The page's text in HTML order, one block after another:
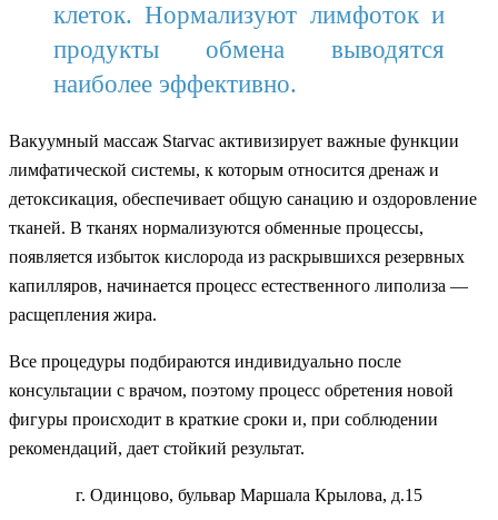
клеток. Нормализуют лимфоток и
продукты обмена выводятся
наиболее эффективно.
Вакуумный массаж Starvac активизирует важные функции
лимфатической системы, к которым относится дренаж и
детоксикация, обеспечивает общую санацию и оздоровление
тканей. В тканях нормализуются обменные процессы,
появляется избыток кислорода из раскрывшихся резервных
капилляров, начинается процесс естественного липолиза —
расщепления жира.
Все процедуры подбираются индивидуально после
консультации с врачом, поэтому процесс обретения новой
фигуры происходит в краткие сроки и, при соблюдении
рекомендаций, дает стойкий результат.
г. Одинцово, бульвар Маршала Крылова, д.15